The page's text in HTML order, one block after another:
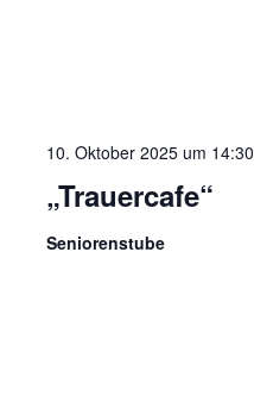
„Trauercafe“
10. Oktober 2025 um 14:30
Seniorenstube